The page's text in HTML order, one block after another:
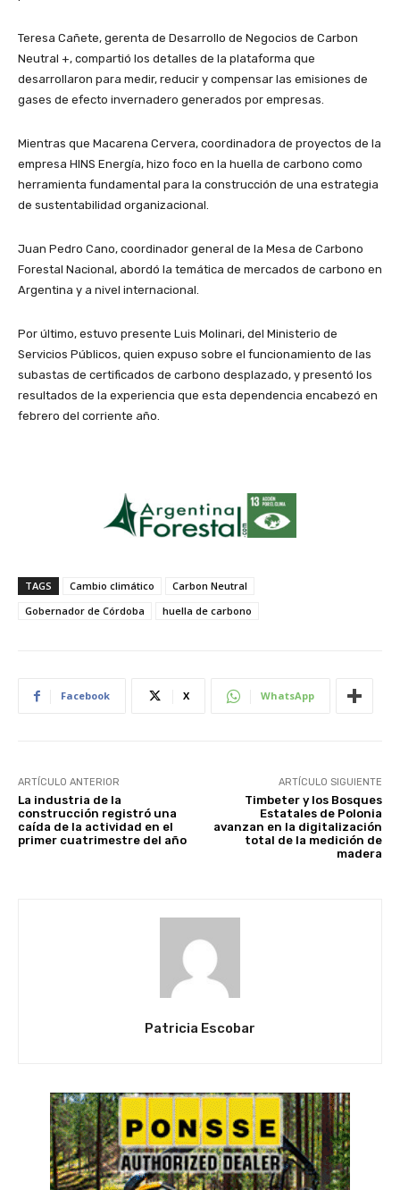
Teresa Cañete, gerenta de Desarrollo de Negocios de Carbon
Neutral +, compartió los detalles de la plataforma que
desarrollaron para medir, reducir y compensar las emisiones de
gases de efecto invernadero generados por empresas.
Mientras que Macarena Cervera, coordinadora de proyectos de la
empresa HINS Energía, hizo foco en la huella de carbono como
herramienta fundamental para la construcción de una estrategia
de sustentabilidad organizacional.
Juan Pedro Cano, coordinador general de la Mesa de Carbono
Forestal Nacional, abordó la temática de mercados de carbono en
Argentina y a nivel internacional.
Por último, estuvo presente Luis Molinari, del Ministerio de
Servicios Públicos, quien expuso sobre el funcionamiento de las
subastas de certificados de carbono desplazado, y presentó los
resultados de la experiencia que esta dependencia encabezó en
febrero del corriente año.
TAGS Cambio climático
Carbon Neutral
Gobernador de Córdoba
huella de carbono
Facebook X WhatsApp
ARTÍCULO ANTERIOR
La industria de la
construcción registró una
caída de la actividad en el
primer cuatrimestre del año
ARTÍCULO SIGUIENTE
Timbeter y los Bosques
Estatales de Polonia
avanzan en la digitalización
total de la medición de
madera
Patricia Escobar